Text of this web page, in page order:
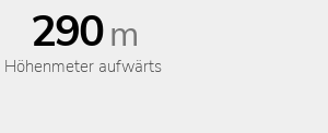
290m
Höhenmeter aufwärts